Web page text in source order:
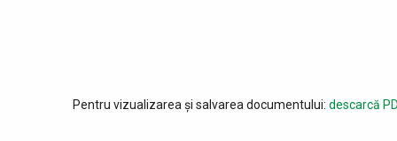
Pentru vizualizarea și salvarea documentului: descarcă